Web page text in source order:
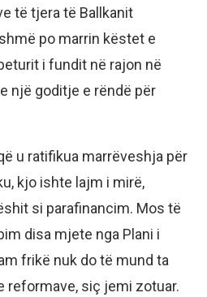
të tjera të Ballkanit
po marrin këstet e
i fundit në rajon në
një goditje e rëndë për
u ratifikua marrëveshja për
kjo ishte lajm i mirë,
si parafinancim. Mos të
disa mjete nga Plani i
frikë nuk do të mund ta
reformave, siç jemi zotuar.